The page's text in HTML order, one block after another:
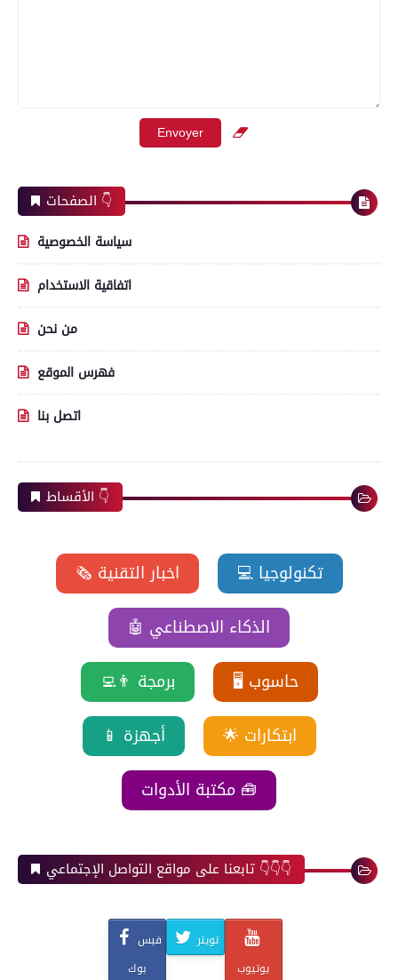
الصفحات 👇
سياسة الخصوصية
اتفاقية الاستخدام
من نحن
فهرس الموقع
اتصل بنا
الأقساط 👇
🗞️ اخبار التقنية
💻 تكنولوجيا
🤖 الذكاء الاصطناعي
👨‍💻 برمجة
🖥️ حاسوب
📱 أجهزة
🌟 ابتكارات
مكتبة الأدوات 🧰
تابعنا على مواقع التواصل الإجتماعي 👇👇👇
فيس
بوك
تويتر
يوتيوب